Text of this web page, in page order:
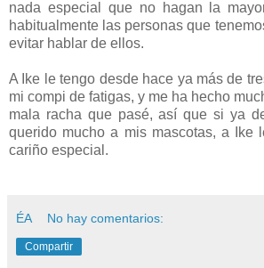
nada especial que no hagan la
habitualmente las personas que
evitar hablar de ellos.
A Ike le tengo desde hace ya más de
mi compi de fatigas, y me ha hecho
mala racha que pasé, así que si ya
querido mucho a mis mascotas, a Ike
cariño especial.
ÉA No hay comentarios:
Compartir